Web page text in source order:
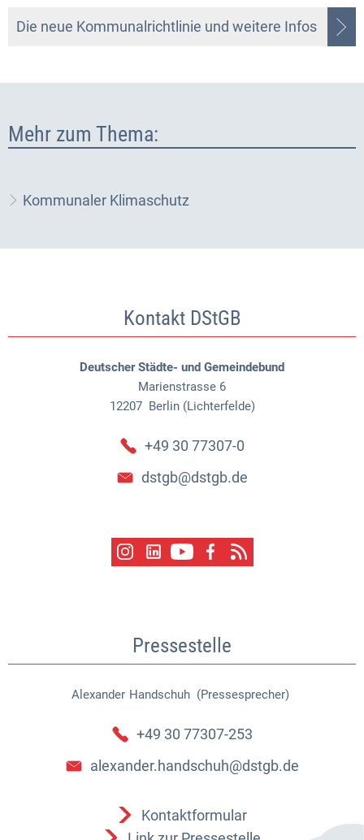
Die neue Kommunalrichtlinie und weitere Infos
Mehr zum Thema:
Kommunaler Klimaschutz
Kontakt DStGB
Deutscher Städte- und Gemeindebund
Marienstrasse 6
12207 Berlin (Lichterfelde)
+49 30 77307-0
dstgb@dstgb.de
Pressestelle
Alexander Handschuh (Pressesprecher)
Alexander Handschuh
+49 30 77307-253
alexander.handschuh@dstgb.de
Kontaktformular